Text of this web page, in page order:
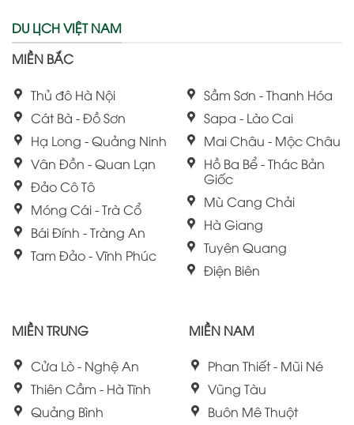
DU LỊCH VIỆT NAM
MIỀN BẮC
Thủ đô Hà Nội
Cát Bà - Đồ Sơn
Hạ Long - Quảng Ninh
Vân Đồn - Quan Lạn
Đảo Cô Tô
Móng Cái - Trà Cổ
Bái Đính - Tràng An
Tam Đảo - Vĩnh Phúc
Sầm Sơn - Thanh Hóa
Sapa - Lào Cai
Mai Châu - Mộc Châu
Hồ Ba Bể - Thác Bản
Giốc
Mù Cang Chải
Hà Giang
Tuyên Quang
Điện Biên
MIỀN TRUNG
Cửa Lò - Nghệ An
Thiên Cầm - Hà Tĩnh
Quảng Bình
MIỀN NAM
Phan Thiết - Mũi Né
Vũng Tàu
Buôn Mê Thuột